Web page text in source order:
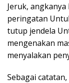
Jeruk, angkanya
peringatan
tutup jendela
mengenakan
menyalakan
Sebagai